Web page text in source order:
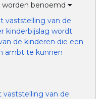
benoemd
vaststelling van de
kinderbijslag wordt
de kinderen die een
ambt te kunnen
vaststelling van de